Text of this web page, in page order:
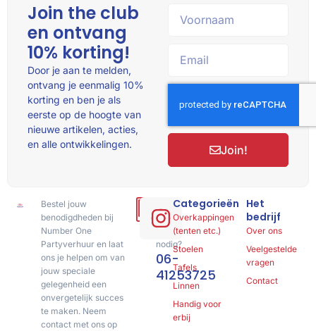
Bestel jouw
benodigdheden bij
Number One
Partyverhuur en laat
ons je helpen om van
jouw speciale
gelegenheid een
onvergetelijk succes
te maken. Neem
contact met ons op
Hulp
of
advies
nodig?
06-
41253725
Categorieën
Overkappingen
(tenten etc.)
Stoelen
Tafels
Linnen
Handig voor
erbij
Het
bedrijf
Over ons
Veelgestelde
vragen
Contact
Join the club
en ontvang
10% korting!
Door je aan te melden,
ontvang je eenmalig 10%
korting en ben je als
eerste op de hoogte van
nieuwe artikelen, acties,
en alle ontwikkelingen.
Join!